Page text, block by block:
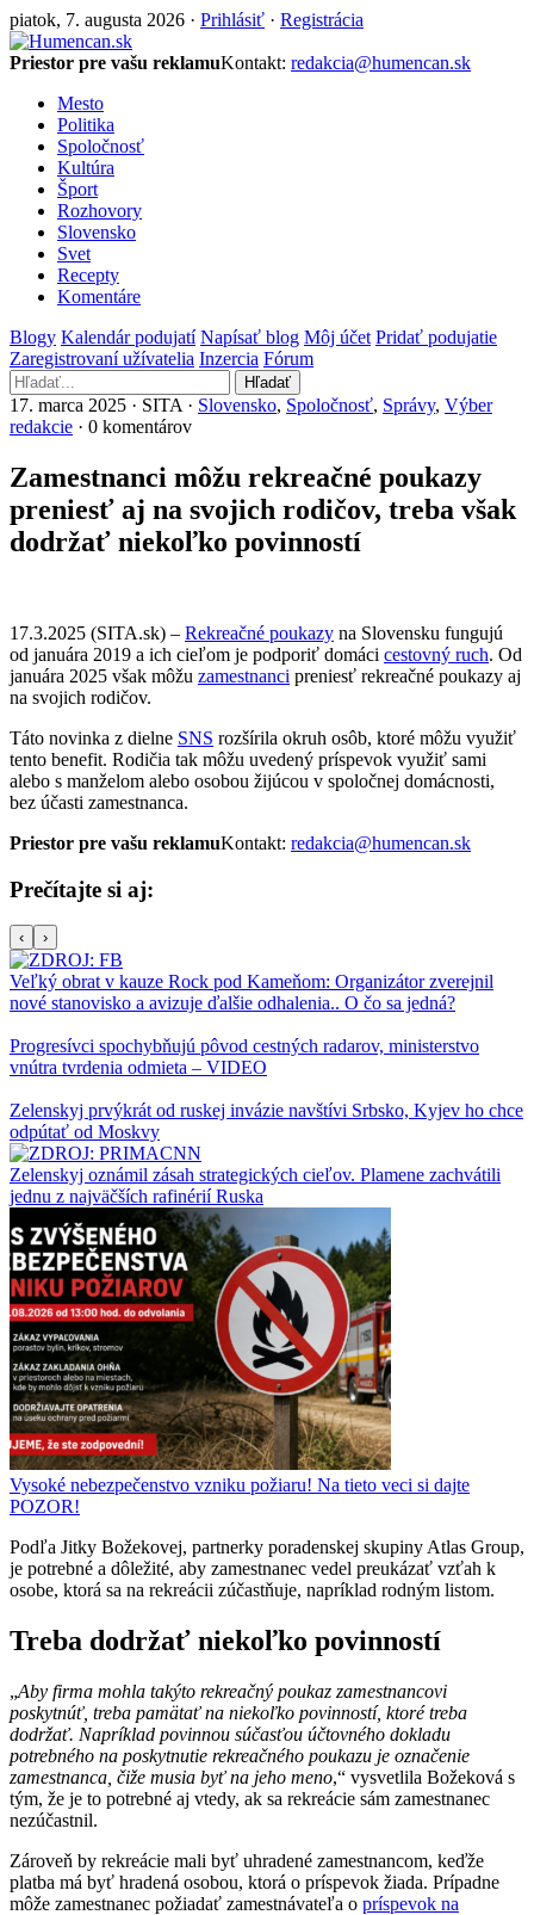
piatok, 7. augusta 2026 · Prihlásiť · Registrácia
Priestor pre vašu reklamuKontakt: redakcia@humencan.sk
Mesto
Politika
Spoločnosť
Kultúra
Šport
Rozhovory
Slovensko
Svet
Recepty
Komentáre
Blogy Kalendár podujatí Napísať blog Môj účet Pridať podujatie
Zaregistrovaní užívatelia Inzercia Fórum
Hľadať
17. marca 2025 · SITA · Slovensko, Spoločnosť, Správy, Výber
redakcie · 0 komentárov
Zamestnanci môžu rekreačné poukazy
preniesť aj na svojich rodičov, treba však
dodržať niekoľko povinností
17.3.2025 (SITA.sk) – Rekreačné poukazy na Slovensku fungujú
od januára 2019 a ich cieľom je podporiť domáci cestovný ruch. Od
januára 2025 však môžu zamestnanci preniesť rekreačné poukazy aj
na svojich rodičov.
Táto novinka z dielne SNS rozšírila okruh osôb, ktoré môžu využiť
tento benefit. Rodičia tak môžu uvedený príspevok využiť sami
alebo s manželom alebo osobou žijúcou v spoločnej domácnosti,
bez účasti zamestnanca.
Priestor pre vašu reklamuKontakt: redakcia@humencan.sk
Prečítajte si aj:
‹ ›
Veľký obrat v kauze Rock pod Kameňom: Organizátor zverejnil
nové stanovisko a avizuje ďalšie odhalenia.. O čo sa jedná?
Progresívci spochybňujú pôvod cestných radarov, ministerstvo
vnútra tvrdenia odmieta – VIDEO
Zelenskyj prvýkrát od ruskej invázie navštívi Srbsko, Kyjev ho chce
odpútať od Moskvy
Zelenskyj oznámil zásah strategických cieľov. Plamene zachvátili
jednu z najväčších rafinérií Ruska
Vysoké nebezpečenstvo vzniku požiaru! Na tieto veci si dajte
POZOR!
Podľa Jitky Božekovej, partnerky poradenskej skupiny Atlas Group,
je potrebné a dôležité, aby zamestnanec vedel preukázať vzťah k
osobe, ktorá sa na rekreácii zúčastňuje, napríklad rodným listom.
Treba dodržať niekoľko povinností
„Aby firma mohla takýto rekreačný poukaz zamestnancovi
poskytnúť, treba pamätať na niekoľko povinností, ktoré treba
dodržať. Napríklad povinnou súčasťou účtovného dokladu
potrebného na poskytnutie rekreačného poukazu je označenie
zamestnanca, čiže musia byť na jeho meno,“ vysvetlila Božeková s
tým, že je to potrebné aj vtedy, ak sa rekreácie sám zamestnanec
nezúčastnil.
Zároveň by rekreácie mali byť uhradené zamestnancom, keďže
platba má byť hradená osobou, ktorá o príspevok žiada. Prípadne
môže zamestnanec požiadať zamestnávateľa o príspevok na